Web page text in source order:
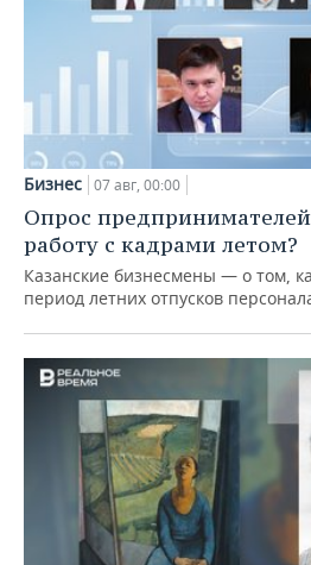
Бизнес 07 авг, 00:00
Опрос
работу с кадрами летом?
Казанские бизнесмены — о том,
период летних отпусков